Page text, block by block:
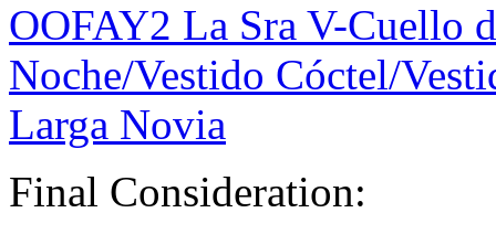
OOFAY2 La Sra V-Cuello
Noche/Vestido Cóctel/
Larga Novia
Final Consideration: